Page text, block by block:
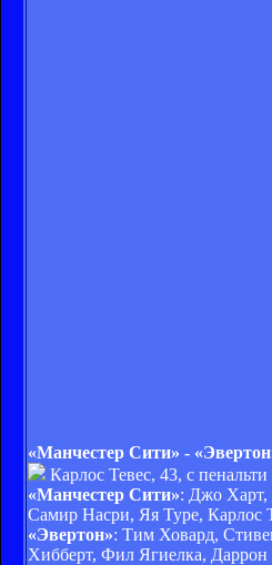
«Манчестер Сити» -
Карлос Тевес, 43, с
«Манчестер Сити»: Джо Харт,
Самир Насри, Яя Туре, Карлос
«Эвертон»: Тим Ховард,
Хибберт, Фил Ягиелка,